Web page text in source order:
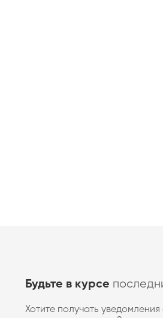
Будьте в курсе
Хотите получать уведомления